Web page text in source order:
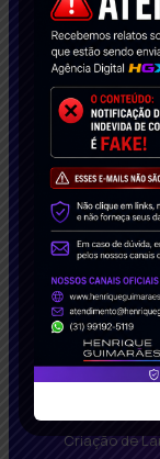
transformar
Conecte-
Soluções
Criação de